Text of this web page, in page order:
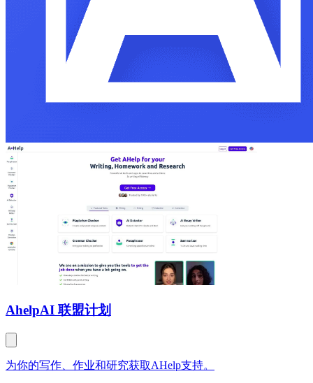
AhelpAI 联盟计划
为你的写作、作业和研究获取AHelp支持。